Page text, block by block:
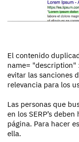
El contenido
name= "description"
evitar las sanciones
relevancia para los
Las personas que
en los SERP’s
página. Para hacer
ella.